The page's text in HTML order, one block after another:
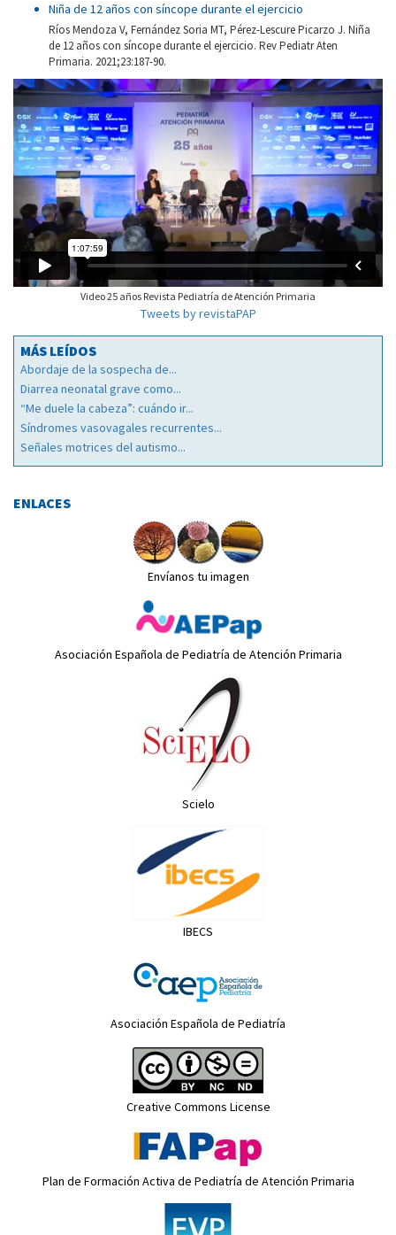
Niña de 12 años con síncope durante el ejercicio
Ríos Mendoza V, Fernández Soria MT, Pérez-Lescure Picarzo J. Niña
de 12 años con síncope durante el ejercicio. Rev Pediatr Aten
Primaria. 2021;23:187-90.
Video 25 años Revista Pediatría de Atención Primaria
Tweets by revistaPAP
MÁS LEÍDOS
Abordaje de la sospecha de...
Diarrea neonatal grave como...
“Me duele la cabeza”: cuándo ir...
Síndromes vasovagales recurrentes...
Señales motrices del autismo...
ENLACES
Envíanos tu imagen
Asociación Española de Pediatría de Atención Primaria
Scielo
IBECS
Asociación Española de Pediatría
Creative Commons License
Plan de Formación Activa de Pediatría de Atención Primaria